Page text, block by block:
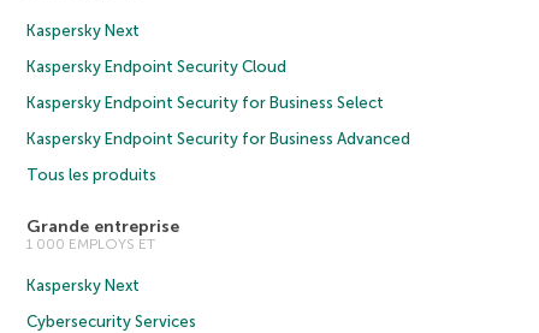
Kaspersky Next
Kaspersky Endpoint Security Cloud
Kaspersky Endpoint Security for Business Select
Kaspersky Endpoint Security for Business Advanced
Tous les produits
Grande entreprise
1 000 EMPLOYS ET
Kaspersky Next
Cybersecurity Services